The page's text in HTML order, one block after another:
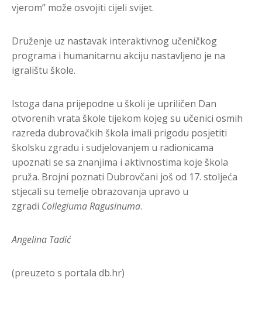
vjerom” može osvojiti cijeli svijet.
Druženje uz nastavak interaktivnog učeničkog
programa i humanitarnu akciju nastavljeno je na
igralištu škole.
Istoga dana prijepodne u školi je upriličen Dan
otvorenih vrata škole tijekom kojeg su učenici osmih
razreda dubrovačkih škola imali prigodu posjetiti
školsku zgradu i sudjelovanjem u radionicama
upoznati se sa znanjima i aktivnostima koje škola
pruža. Brojni poznati Dubrovčani još od 17. stoljeća
stjecali su temelje obrazovanja upravo u
zgradi Collegiuma Ragusinuma.
Angelina Tadić
(preuzeto s portala db.hr)